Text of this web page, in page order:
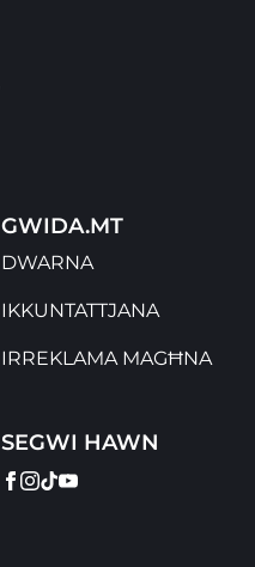
GWIDA.MT
DWARNA
IKKUNTATTJANA
IRREKLAMA MAGĦNA
SEGWI HAWN
FACEBOOK
INSTAGRAM
TIKTOK
YOUTUBE